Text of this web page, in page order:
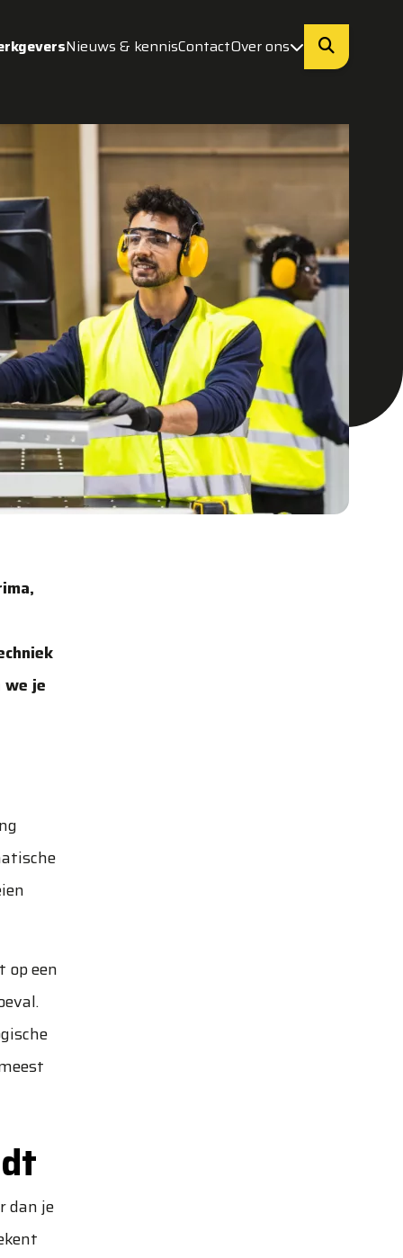
Nieuws & kennisContactOver ons
je
op een
dan je